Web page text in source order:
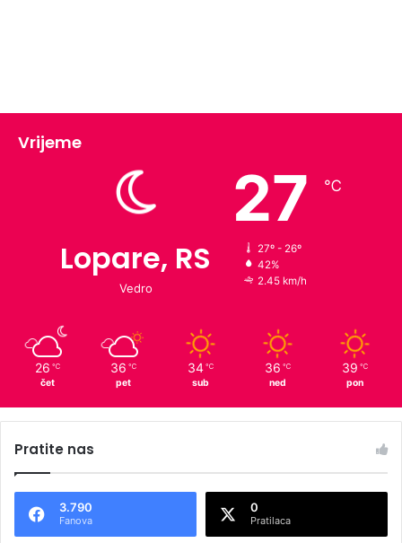
Vrijeme
Lopare, RS
Vedro
27 ℃
27º - 26º
42%
2.45 km/h
26 ℃
čet
36 ℃
pet
34 ℃
sub
36 ℃
ned
39 ℃
pon
Pratite nas
3.790
Fanova
0
Pratilaca